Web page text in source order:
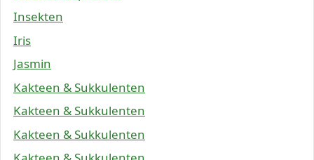
Insekten
Iris
Jasmin
Kakteen & Sukkulenten
Kakteen & Sukkulenten
Kakteen & Sukkulenten